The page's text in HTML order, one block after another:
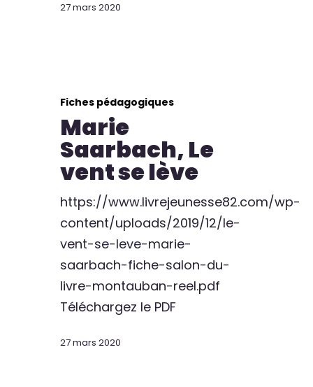
27 mars 2020
Fiches pédagogiques
Marie
Saarbach, Le
vent se lève
https://www.livrejeunesse82.com/wp-
content/uploads/2019/12/le-
vent-se-leve-marie-
saarbach-fiche-salon-du-
livre-montauban-reel.pdf
Téléchargez le PDF
27 mars 2020